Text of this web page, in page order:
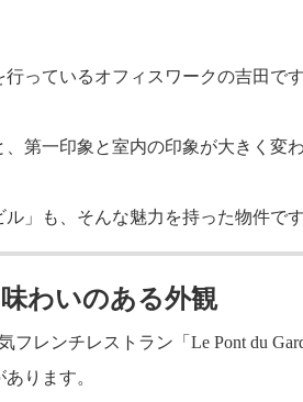
っているオフィスワークの吉田です
第一印象と室内の印象が大きく変
」も、そんな魅力を持った物件です
わいのある外観
フレンチレストラン「Le Pont du
ります。